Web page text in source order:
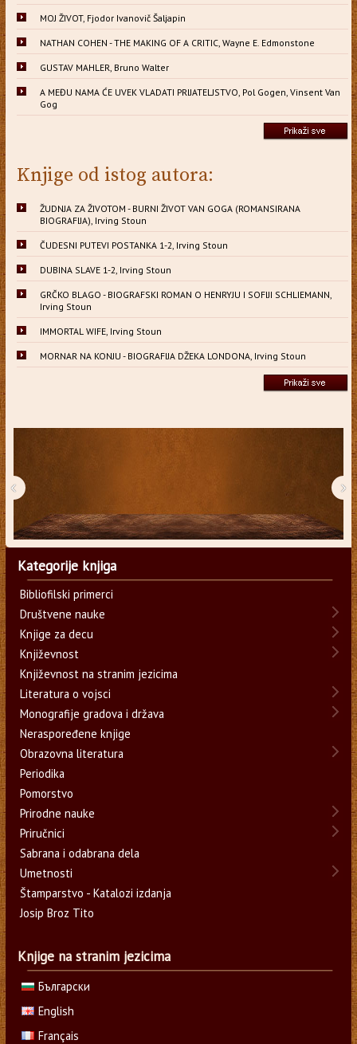
MOJ ŽIVOT, Fjodor Ivanovič Šaljapin
NATHAN COHEN - THE MAKING OF A CRITIC, Wayne E. Edmonstone
GUSTAV MAHLER, Bruno Walter
A MEĐU NAMA ĆE UVEK VLADATI PRIJATELJSTVO, Pol Gogen, Vinsent Van
Gog
Knjige od istog autora:
ŽUDNJA ZA ŽIVOTOM - BURNI ŽIVOT VAN GOGA (ROMANSIRANA
BIOGRAFIJA), Irving Stoun
ČUDESNI PUTEVI POSTANKA 1-2, Irving Stoun
DUBINA SLAVE 1-2, Irving Stoun
GRČKO BLAGO - BIOGRAFSKI ROMAN O HENRYJU I SOFIJI SCHLIEMANN,
Irving Stoun
IMMORTAL WIFE, Irving Stoun
MORNAR NA KONJU - BIOGRAFIJA DŽEKA LONDONA, Irving Stoun
‹ ›
Kategorije knjiga
Bibliofilski primerci
Društvene nauke
Knjige za decu
Književnost
Književnost na stranim jezicima
Literatura o vojsci
Monografije gradova i država
Neraspoređene knjige
Obrazovna literatura
Periodika
Pomorstvo
Prirodne nauke
Priručnici
Sabrana i odabrana dela
Umetnosti
Štamparstvo - Katalozi izdanja
Josip Broz Tito
Knjige na stranim jezicima
Български
English
Français